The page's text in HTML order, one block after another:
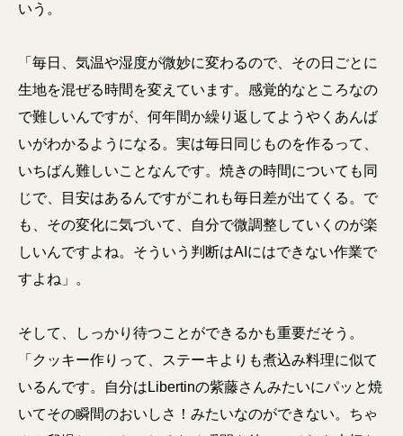
いう。
「毎日、気温や湿度が微妙に変わるので、その日ごとに
生地を混ぜる時間を変えています。感覚的なところなの
で難しいんですが、何年間か繰り返してようやくあんば
いがわかるようになる。実は毎日同じものを作るって、
いちばん難しいことなんです。焼きの時間についても同
じで、目安はあるんですがこれも毎日差が出てくる。で
も、その変化に気づいて、自分で微調整していくのが楽
しいんですよね。そういう判断はAIにはできない作業で
すよね」。
そして、しっかり待つことができるかも重要だそう。
「クッキー作りって、ステーキよりも煮込み料理に似て
いるんです。自分はLibertinの紫藤さんみたいにパッと焼
いてその瞬間のおいしさ！みたいなのができない。ちゃ